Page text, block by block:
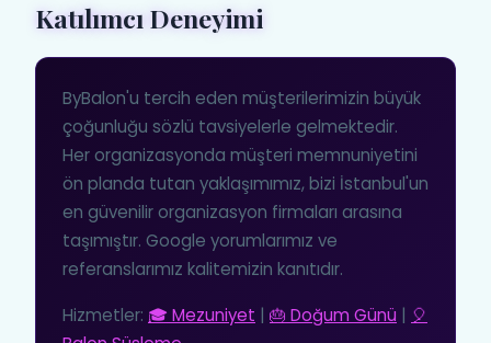
Katılımcı Deneyimi
ByBalon'u tercih eden müşterilerimizin büyük
çoğunluğu sözlü tavsiyelerle gelmektedir.
Her organizasyonda müşteri memnuniyetini
ön planda tutan yaklaşımımız, bizi İstanbul'un
en güvenilir organizasyon firmaları arasına
taşımıştır. Google yorumlarımız ve
referanslarımız kalitemizin kanıtıdır.
Hizmetler: 🎓 Mezuniyet | 🎂 Doğum Günü | 🎈